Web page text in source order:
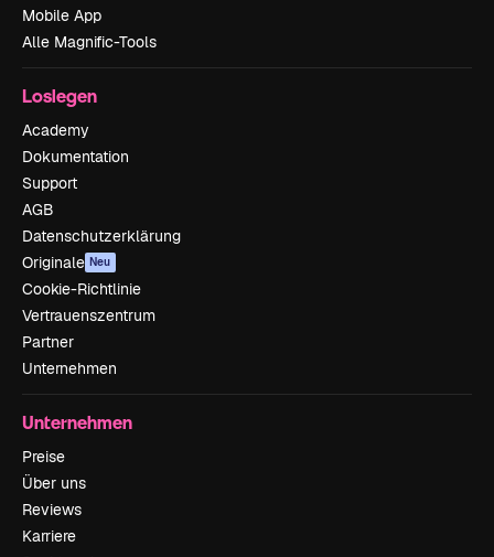
Mobile App
Alle Magnific-Tools
Loslegen
Academy
Dokumentation
Support
AGB
Datenschutzerklärung
Originale Neu
Cookie-Richtlinie
Vertrauenszentrum
Partner
Unternehmen
Unternehmen
Preise
Über uns
Reviews
Karriere